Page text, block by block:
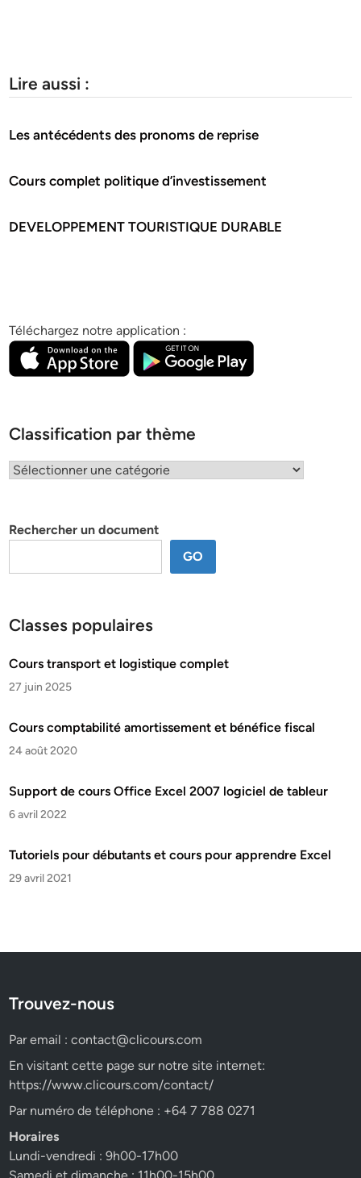
Lire aussi :
Les antécédents des pronoms de reprise
Cours complet politique d’investissement
DEVELOPPEMENT TOURISTIQUE DURABLE
Téléchargez notre application :
Classification par thème
Classification
Rechercher un document
GO
Classes populaires
Cours transport et logistique complet
27 juin 2025
Cours comptabilité amortissement et bénéfice fiscal
24 août 2020
Support de cours Office Excel 2007 logiciel de tableur
6 avril 2022
Tutoriels pour débutants et cours pour apprendre Excel
29 avril 2021
Trouvez-nous
Par email :contact@clicours.com
En visitant cette page sur notre site internet:
https://www.clicours.com/contact/
Par numéro de téléphone : +64 7 788 0271
Horaires
Lundi-vendredi : 9h00-17h00